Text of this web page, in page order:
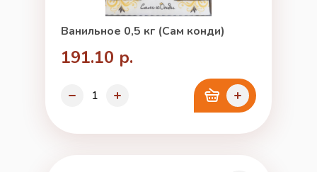
Ванильное 0,5 кг (Сам конди)
191.10 р.